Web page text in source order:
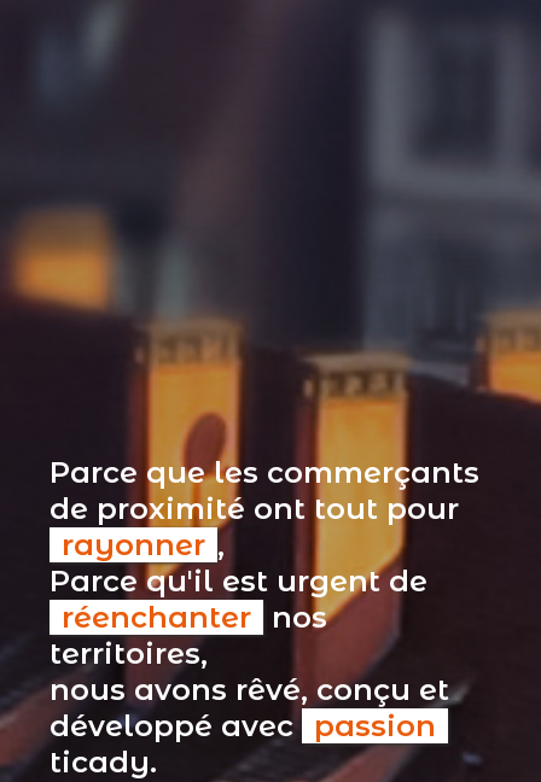
Parce que les commerçants
de proximité ont tout pour
rayonner ,
Parce qu'il est urgent de
réenchanter
nos
territoires,
nous avons rêvé, conçu et
développé avec passion
ticady.